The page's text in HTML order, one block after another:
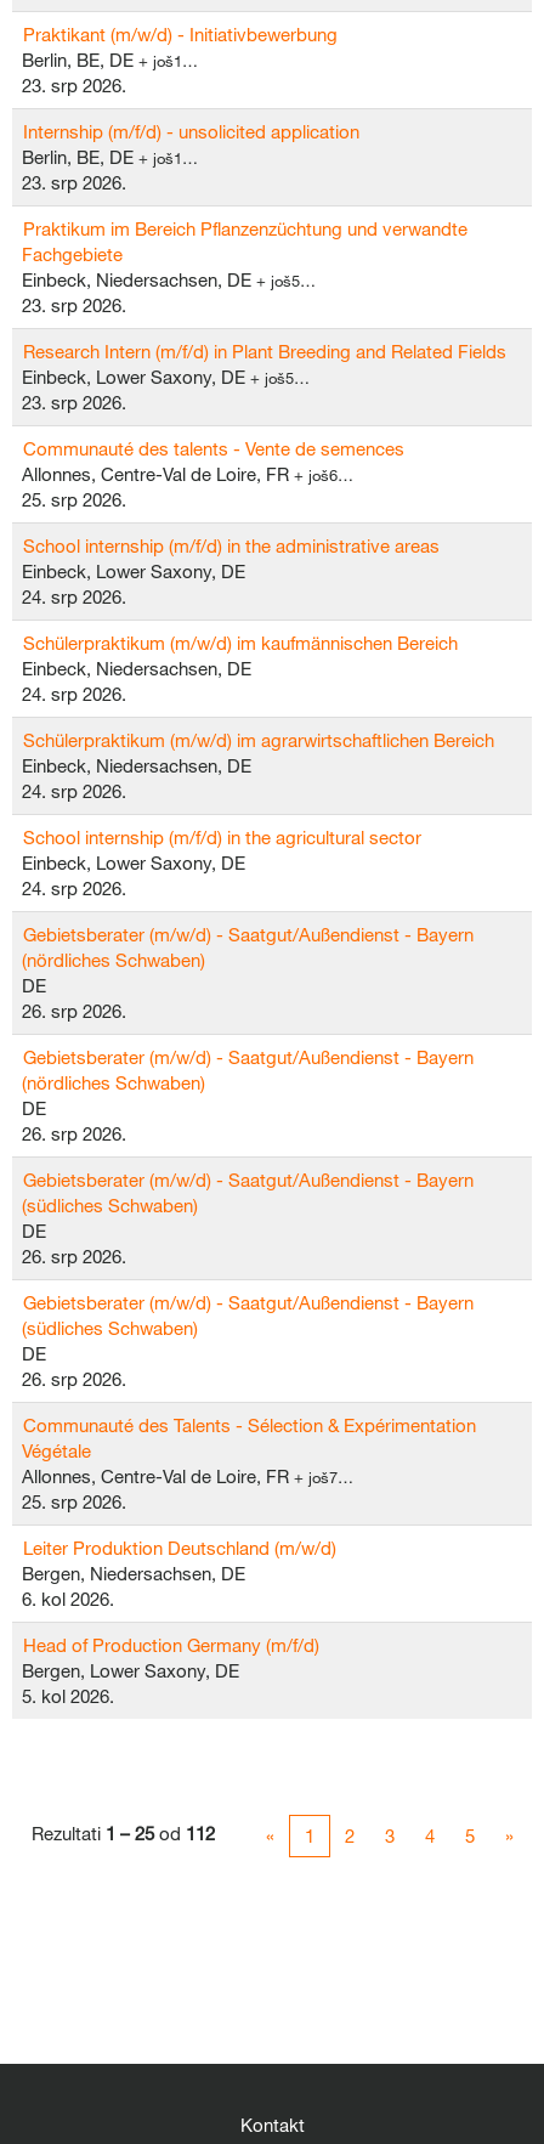
Praktikant (m/w/d) - Initiativbewerbung
Berlin, BE, DE + još1…
23. srp 2026.
Internship (m/f/d) - unsolicited application
Berlin, BE, DE + još1…
23. srp 2026.
Praktikum im Bereich Pflanzenzüchtung und verwandte
Fachgebiete
Einbeck, Niedersachsen, DE + još5…
23. srp 2026.
Research Intern (m/f/d) in Plant Breeding and Related Fields
Einbeck, Lower Saxony, DE + još5…
23. srp 2026.
Communauté des talents - Vente de semences
Allonnes, Centre-Val de Loire, FR + još6…
25. srp 2026.
School internship (m/f/d) in the administrative areas
Einbeck, Lower Saxony, DE
24. srp 2026.
Schülerpraktikum (m/w/d) im kaufmännischen Bereich
Einbeck, Niedersachsen, DE
24. srp 2026.
Schülerpraktikum (m/w/d) im agrarwirtschaftlichen Bereich
Einbeck, Niedersachsen, DE
24. srp 2026.
School internship (m/f/d) in the agricultural sector
Einbeck, Lower Saxony, DE
24. srp 2026.
Gebietsberater (m/w/d) - Saatgut/Außendienst - Bayern
(nördliches Schwaben)
DE
26. srp 2026.
Gebietsberater (m/w/d) - Saatgut/Außendienst - Bayern
(nördliches Schwaben)
DE
26. srp 2026.
Gebietsberater (m/w/d) - Saatgut/Außendienst - Bayern
(südliches Schwaben)
DE
26. srp 2026.
Gebietsberater (m/w/d) - Saatgut/Außendienst - Bayern
(südliches Schwaben)
DE
26. srp 2026.
Communauté des Talents - Sélection & Expérimentation
Végétale
Allonnes, Centre-Val de Loire, FR + još7…
25. srp 2026.
Leiter Produktion Deutschland (m/w/d)
Bergen, Niedersachsen, DE
6. kol 2026.
Head of Production Germany (m/f/d)
Bergen, Lower Saxony, DE
5. kol 2026.
Rezultati 1 – 25od 112 « 1 2 3 4 5 »
Kontakt